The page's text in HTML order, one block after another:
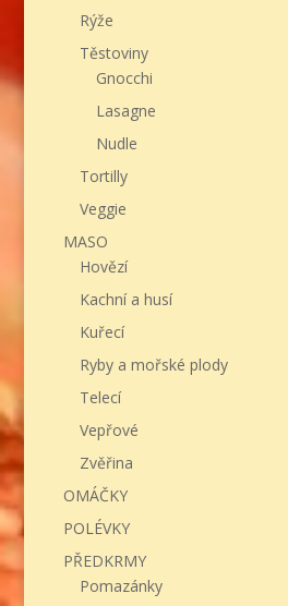
Rýže
Těstoviny
Gnocchi
Lasagne
Nudle
Tortilly
Veggie
MASO
Hovězí
Kachní a husí
Kuřecí
Ryby a mořské plody
Telecí
Vepřové
Zvěřina
OMÁČKY
POLÉVKY
PŘEDKRMY
Pomazánky